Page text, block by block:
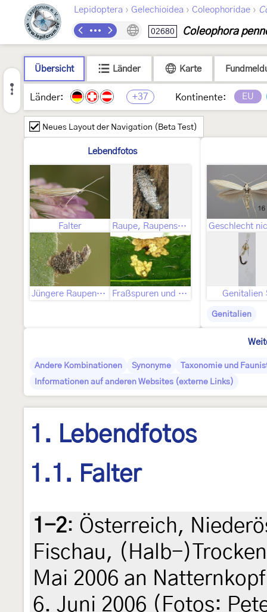
Lepidoptera › Gelechioidea › Coleophoridae ›
02680 Coleophora
Übersicht Länder Karte
Länder: +37 Kontinente: EU
Neues Layout der Navigation (Beta Test)
Lebendfotos
Falter Raupe, Raupensack
Jüngere Raupenstadien Fraßspuren und Befallsbild Genitalien
Genitalien
Andere Kombinationen Synonyme
Taxonomie und
Informationen auf anderen Websites (externe Links)
1. Lebendfotos
1.1. Falter
1-2: Österreich,
Fischau, (Halb-
Mai 2006 an
6. Juni 2006 (Fotos: